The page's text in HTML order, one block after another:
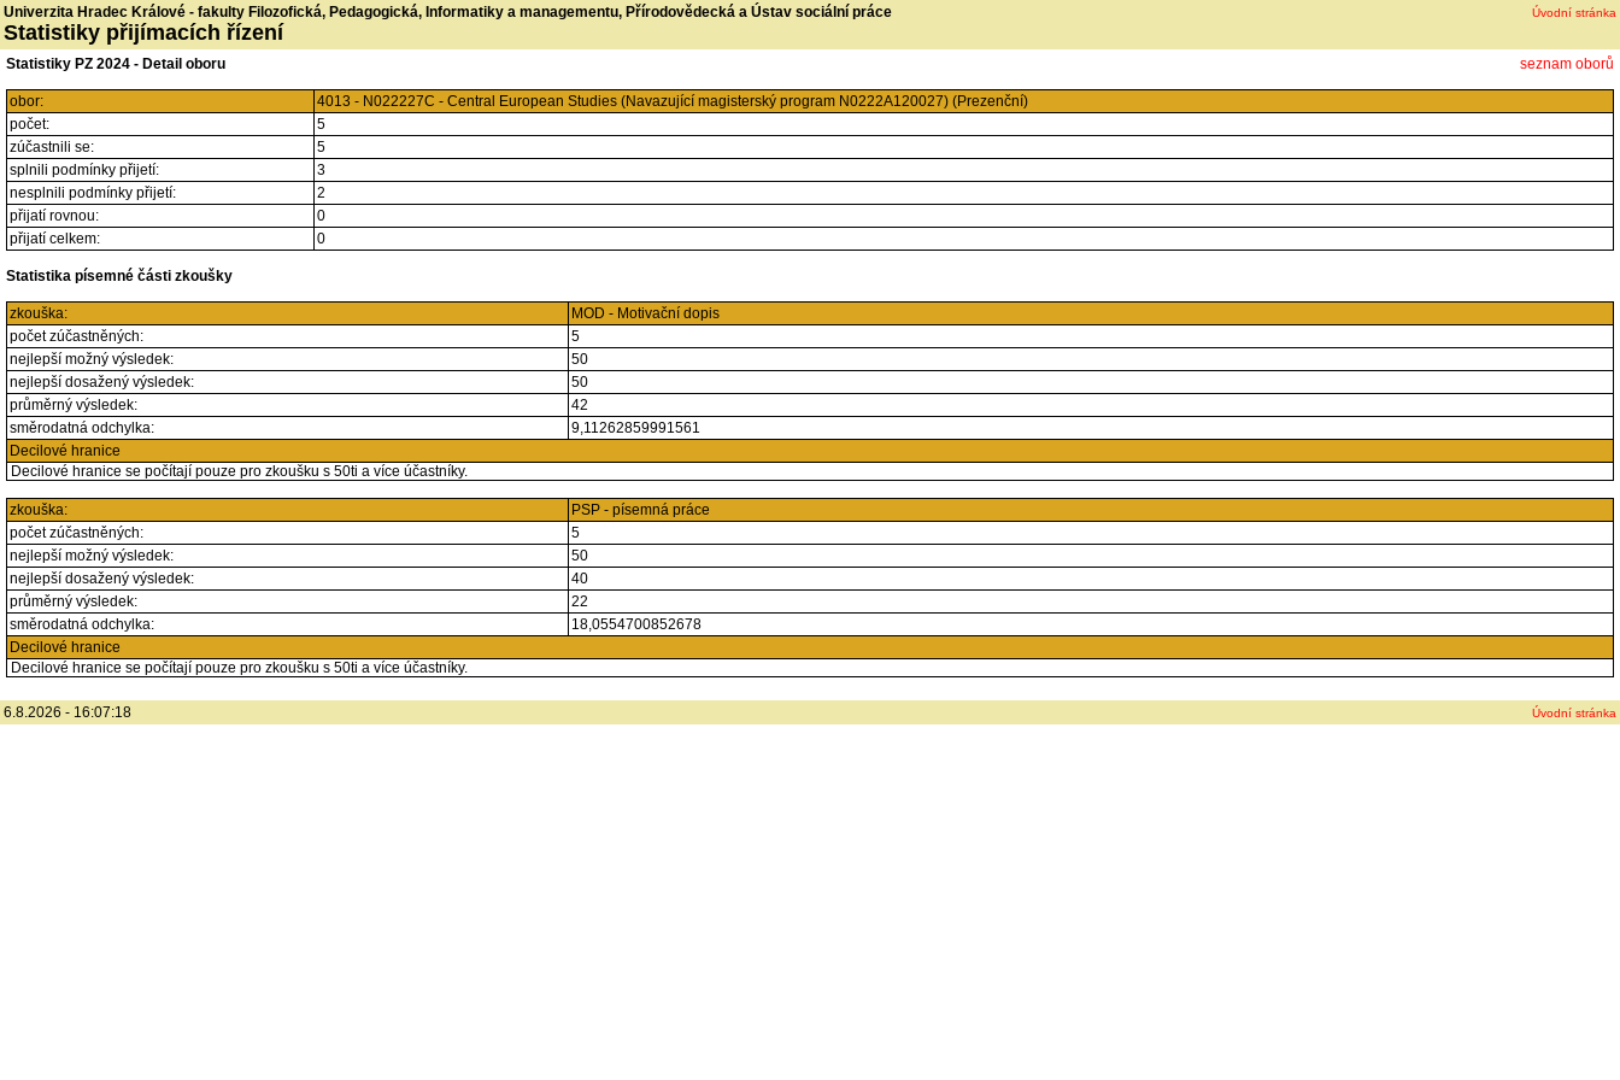
Univerzita Hradec Králové - fakulty Filozofická, Pedagogická, Informatiky a managementu, Přírodovědecká a Ústav sociální práce
Statistiky přijímacích řízení
Úvodní stránka
seznam oborů
Statistiky PZ 2024 - Detail oboru
obor:
4013 - N022227C - Central European Studies (Navazující magisterský program N0222A120027) (Prezenční)
počet:
5
zúčastnili se:
5
splnili podmínky přijetí:
3
nesplnili podmínky přijetí:
2
přijatí rovnou:
0
přijatí celkem:
0
Statistika písemné části zkoušky
zkouška:
MOD - Motivační dopis
počet zúčastněných:
5
nejlepší možný výsledek:
50
nejlepší dosažený výsledek:
50
průměrný výsledek:
42
směrodatná odchylka:
9,11262859991561
Decilové hranice
Decilové hranice se počítají pouze pro zkoušku s 50ti a více účastníky.
zkouška:
PSP - písemná práce
počet zúčastněných:
5
nejlepší možný výsledek:
50
nejlepší dosažený výsledek:
40
průměrný výsledek:
22
směrodatná odchylka:
18,0554700852678
Decilové hranice
Decilové hranice se počítají pouze pro zkoušku s 50ti a více účastníky.
6.8.2026 - 16:07:18 Úvodní stránka